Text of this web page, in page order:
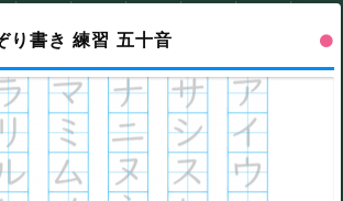
り書き 練習 五十音